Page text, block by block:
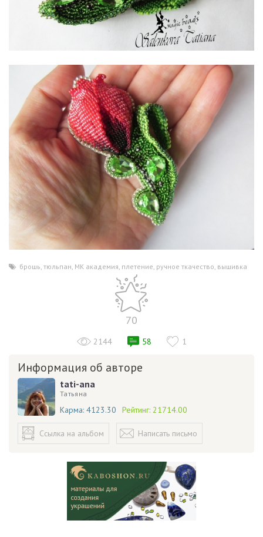
брошь, тюльпан, МК академия, плетение, ручное ткачество, вышивка
70
2144 58 1
Информация об авторе
tati-ana
Татьяна
Карма: 4123.30 Рейтинг: 21714.00
Ссылка на альбом Написать письмо